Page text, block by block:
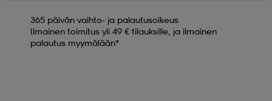
365 päivän vaihto- ja palautusoikeus
Ilmainen toimitus yli 49 € tilauksille, ja ilmainen
palautus myymälään*